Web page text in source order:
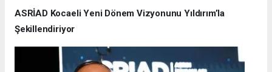
ASRİAD Kocaeli Yeni Dönem Vizyonunu Yıldırım’la
Şekillendiriyor